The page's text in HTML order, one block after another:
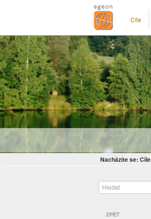
Cíle
Nacházíte se: Cíle
ZPĚT